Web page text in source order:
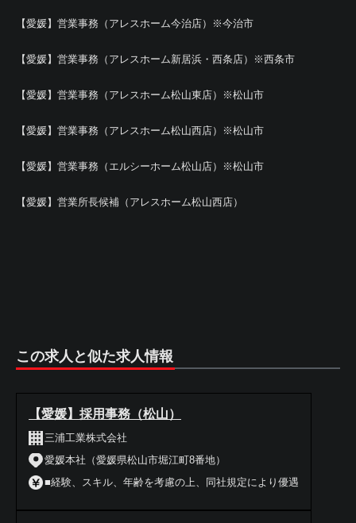
【愛媛】営業事務（アレスホーム今治店）※今治市
【愛媛】営業事務（アレスホーム新居浜・西条店）※西条市
【愛媛】営業事務（アレスホーム松山東店）※松山市
【愛媛】営業事務（アレスホーム松山西店）※松山市
【愛媛】営業事務（エルシーホーム松山店）※松山市
【愛媛】営業所長候補（アレスホーム松山西店）
この求人と似た求人情報
【愛媛】採用事務（松山）
三浦工業株式会社
愛媛本社（愛媛県松山市堀江町8番地）
■経験、スキル、年齢を考慮の上、同社規定により優遇